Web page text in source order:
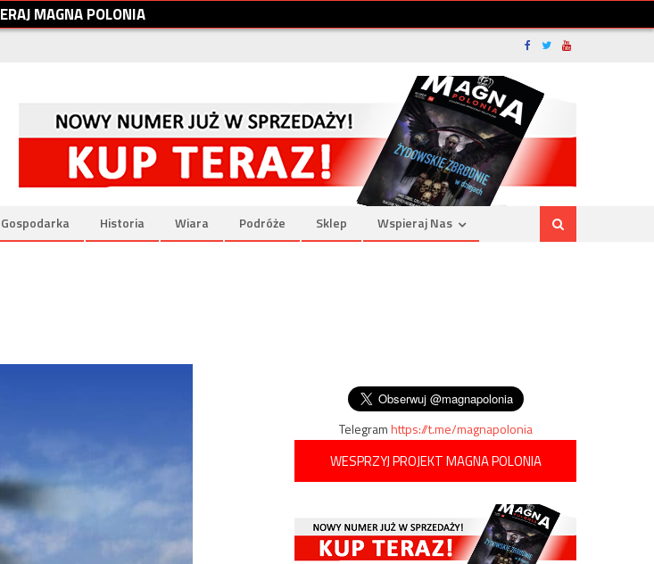
ERAJMAGNAPOLONIA
Gospodarka Historia Wiara Podróże Sklep Wspieraj Nas
Telegramhttps://t.me/magnapolonia
WESPRZYJ PROJEKT MAGNA POLONIA